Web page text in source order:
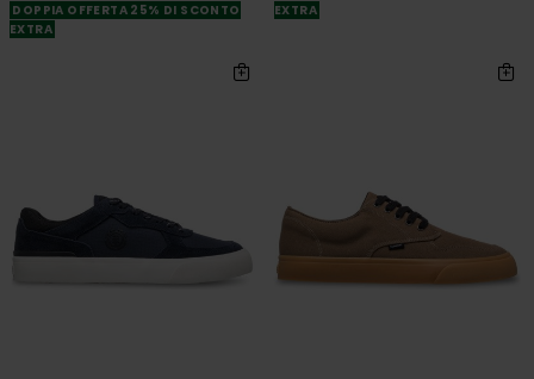
DOPPIA OFFERTA 25% DI SCONTO
EXTRA
EXTRA